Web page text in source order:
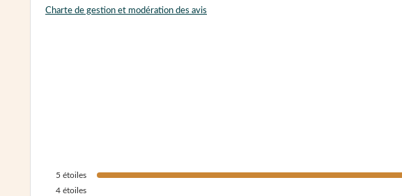
Charte de gestion et modération des avis
5 étoiles
4 étoiles